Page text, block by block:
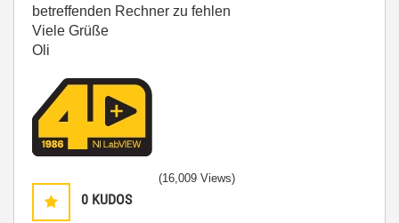
betreffenden Rechner zu fehlen
Viele Grüße
Oli
0 KUDOS
(16,009 Views)